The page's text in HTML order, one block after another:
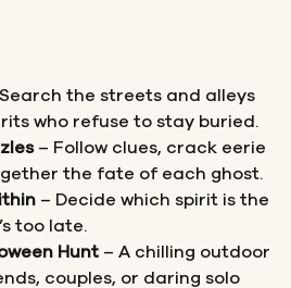
the streets and alleys
who refuse to stay buried.
– Follow clues, crack eerie
the fate of each ghost.
– Decide which spirit is the
too late.
Hunt – A chilling outdoor
couples, or daring solo